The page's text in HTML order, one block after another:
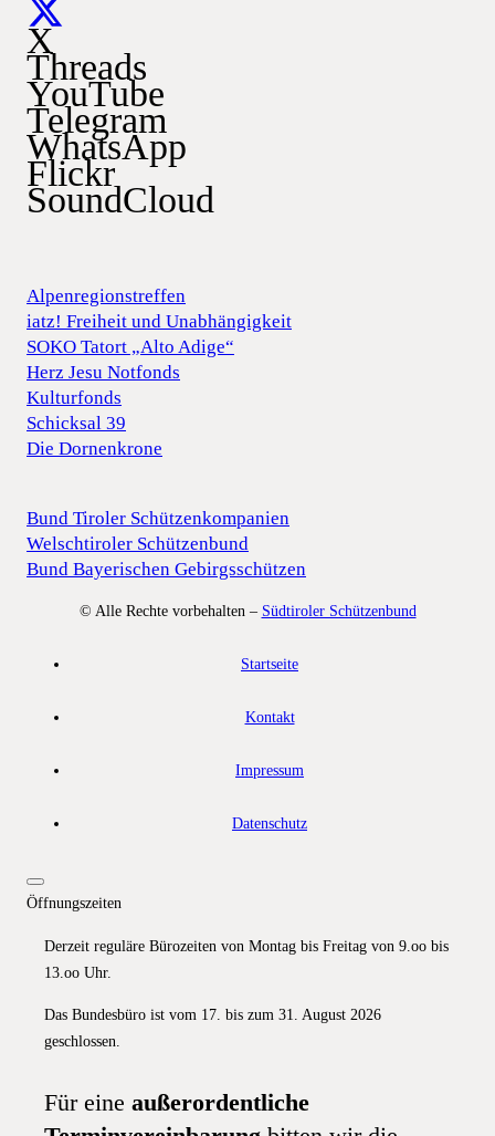
X
Threads
YouTube
Telegram
WhatsApp
Flickr
SoundCloud
Alpenregionstreffen
iatz! Freiheit und Unabhängigkeit
SOKO Tatort „Alto Adige“
Herz Jesu Notfonds
Kulturfonds
Schicksal 39
Die Dornenkrone
Bund Tiroler Schützenkompanien
Welschtiroler Schützenbund
Bund Bayerischen Gebirgsschützen
© Alle Rechte vorbehalten – Südtiroler Schützenbund
Startseite
Kontakt
Impressum
Datenschutz
Öffnungszeiten
Derzeit reguläre Bürozeiten von Montag bis Freitag von 9.oo bis
13.oo Uhr.
Das Bundesbüro ist vom 17. bis zum 31. August 2026
geschlossen.
Für eine außerordentliche